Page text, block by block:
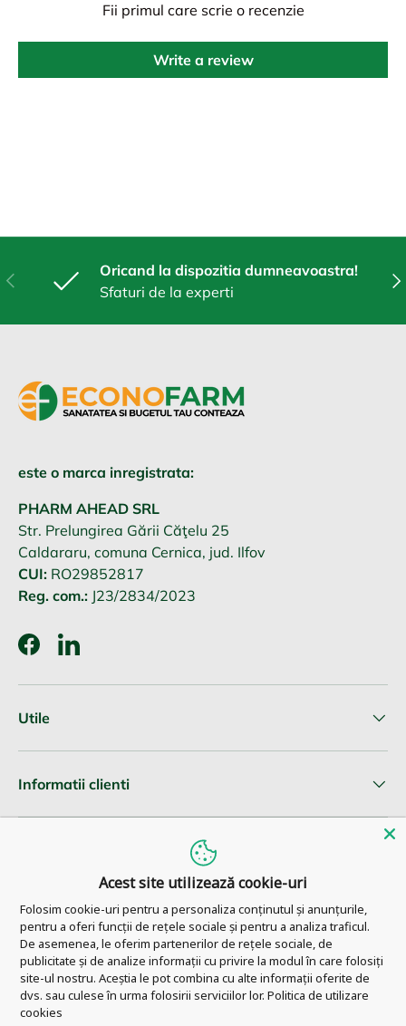
Fii primul care scrie o recenzie
Write a review
Anterior
Oricand la dispozitia dumneavoastra!
Sfaturi de la experti
este o marca inregistrata:
PHARM AHEAD SRL
Str. Prelungirea Gării Căţelu 25
Caldararu, comuna Cernica, jud. Ilfov
CUI: RO29852817
Reg. com.: J23/2834/2023
FacebookLinkedIn
Utile
Informatii clienti
© 2026 Pharm Ahead.
Acest site utilizează cookie-uri
Folosim cookie-uri pentru a personaliza conținutul și anunțurile,
pentru a oferi funcții de rețele sociale și pentru a analiza traficul.
De asemenea, le oferim partenerilor de rețele sociale, de
publicitate și de analize informații cu privire la modul în care folosiți
site-ul nostru. Aceștia le pot combina cu alte informații oferite de
dvs. sau culese în urma folosirii serviciilor lor. Politica de utilizare
cookies